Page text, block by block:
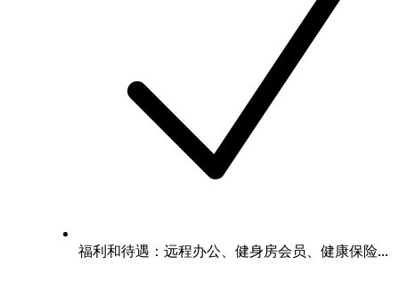
福利和待遇：远程办公、健身房会员、健康保险...